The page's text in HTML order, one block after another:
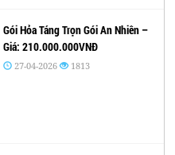
Gói Hỏa Táng Trọn Gói An Nhiên –
Giá: 210.000.000VNĐ
27-04-2026 1813